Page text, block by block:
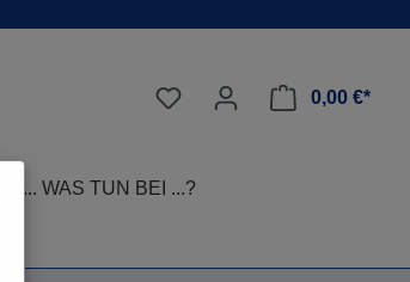
0,00 €*
... WAS TUN BEI ...?